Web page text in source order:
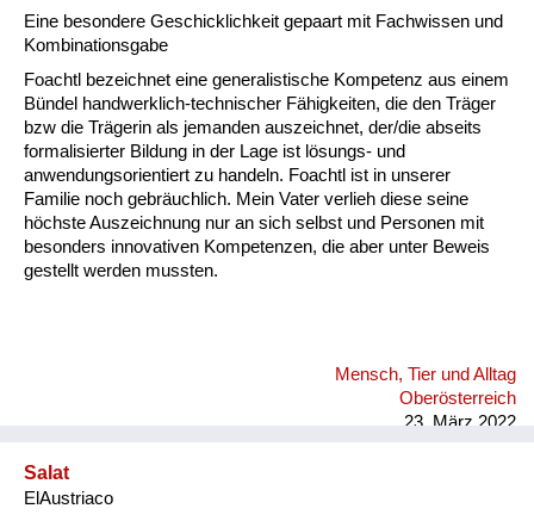
Eine besondere Geschicklichkeit gepaart mit Fachwissen und
Kombinationsgabe
Foachtl bezeichnet eine generalistische Kompetenz aus einem
Bündel handwerklich-technischer Fähigkeiten, die den Träger
bzw die Trägerin als jemanden auszeichnet, der/die abseits
formalisierter Bildung in der Lage ist lösungs- und
anwendungsorientiert zu handeln. Foachtl ist in unserer
Familie noch gebräuchlich. Mein Vater verlieh diese seine
höchste Auszeichnung nur an sich selbst und Personen mit
besonders innovativen Kompetenzen, die aber unter Beweis
gestellt werden mussten.
Mensch, Tier und Alltag
Oberösterreich
23. März 2022
Salat
ElAustriaco